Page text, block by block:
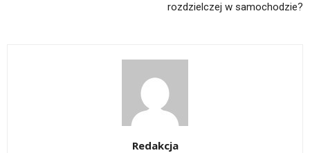
rozdzielczej w samochodzie?
Redakcja